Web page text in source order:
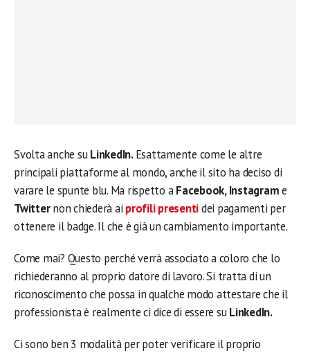
Svolta anche suLinkedIn.Esattamente come le altre
principali piattaforme al mondo, anche il sito ha deciso di
varare le spunte blu. Ma rispetto aFacebook, Instagrame
Twitternon chiederà ai profili presentidei pagamenti per
ottenere il badge. Il che è già un cambiamento importante.
Come mai? Questo perché verrà associato a coloro che lo
richiederanno al proprio datore di lavoro. Si tratta di un
riconoscimento che possa in qualche modo attestare che il
professionista è realmente ci dice di essere suLinkedIn.
Ci sono ben 3 modalità per poter verificare il proprio